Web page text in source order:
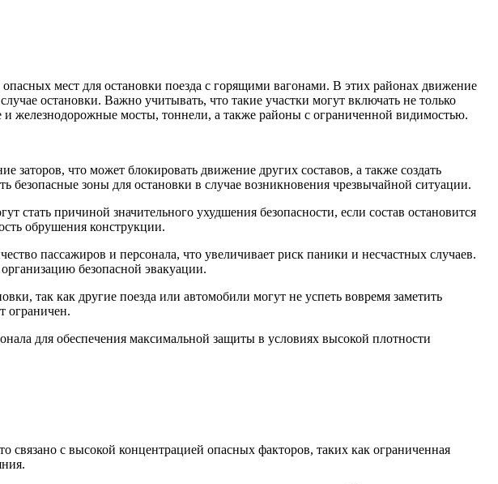
мест для остановки поезда с горящими вагонами. В этих районах движение
остановки. Важно учитывать, что такие участки могут включать не только
и железнодорожные мосты, тоннели, а также районы с ограниченной видимостью.
заторов, что может блокировать движение других составов, а также создать
безопасные зоны для остановки в случае возникновения чрезвычайной ситуации.
стать причиной значительного ухудшения безопасности, если состав остановится
обрушения конструкции.
пассажиров и персонала, что увеличивает риск паники и несчастных случаев.
безопасной эвакуации.
так как другие поезда или автомобили могут не успеть вовремя заметить
ограничен.
для обеспечения максимальной защиты в условиях высокой плотности
с высокой концентрацией опасных факторов, таких как ограниченная